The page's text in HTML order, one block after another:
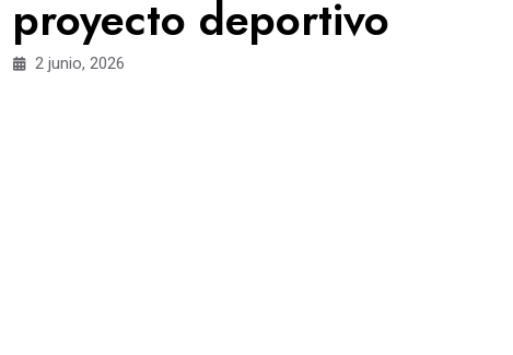
proyecto deportivo
2 junio, 2026